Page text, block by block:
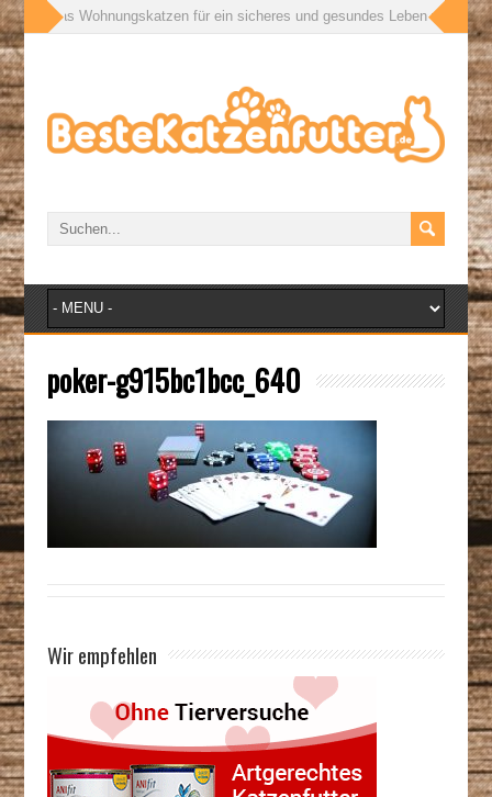
Was Wohnungskatzen für ein sicheres und gesundes Leben wirklich
poker-g915bc1bcc_640
Wir empfehlen